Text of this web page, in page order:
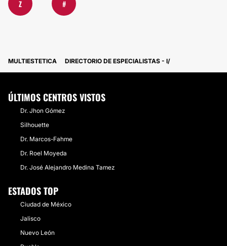
Z #
MULTIESTETICA DIRECTORIO DE ESPECIALISTAS - I
ÚLTIMOS CENTROS VISTOS
Dr. Jhon Gómez
Silhouette
Dr. Marcos-Fahme
Dr. Roel Moyeda
Dr. José Alejandro Medina Tamez
ESTADOS TOP
Ciudad de México
Jalisco
Nuevo León